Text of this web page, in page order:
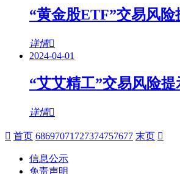
“黄金股ETF”交易风险
详情
2024-04-01
“艾艾精工”交易风险提
详情
首页 68697071 727374757677 末页
信息公示
免责声明